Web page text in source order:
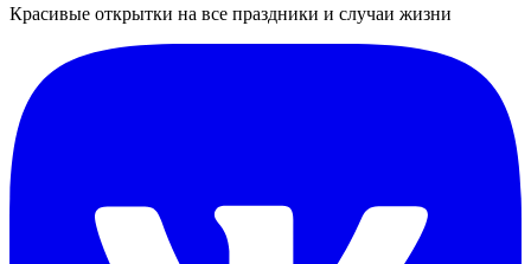
Красивые открытки на все праздники и случаи жизни